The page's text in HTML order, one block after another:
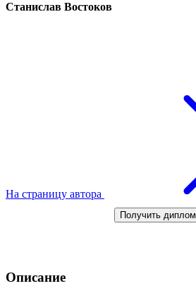
Станислав Востоков
На страницу автора
Получить диплом
Описание